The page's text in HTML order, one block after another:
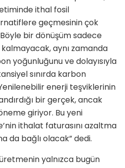
ithal fosil
geçmesinin çok
bir dönüşüm sadece
aynı zamanda
yoğunluğunu ve dolayısıyla
sınırda karbon
enerji teşviklerinin
bir gerçek, ancak
giriyor. Bu yeni
ithalat faturasını azaltma
da bağlı olacak” dedi.
yalnızca bugün